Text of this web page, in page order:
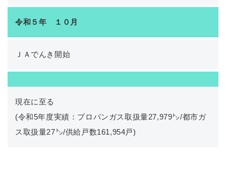
令和５年 １０月
ＪＡでんき開始
現在に至る
(令和5年度実績：プロパンガス取扱量27,979㌧/都市ガ
ス取扱量27㌧/供給戸数161,954戸)